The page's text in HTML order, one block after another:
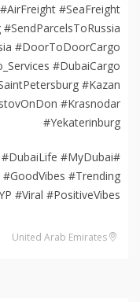
#SeaFreight
#DoorToDoorCargo
#DubaiCargo
#Kazan
#Krasnodar
#Yekaterinburg
#DubaiLife #MyDubai
#Trending
#Viral #PositiveVibes